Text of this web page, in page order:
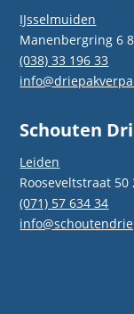
IJsselmuiden
Manenbergring 6
(038) 33 196 33
Schouten
Leiden
Rooseveltstraat 50
(071) 57 634 34